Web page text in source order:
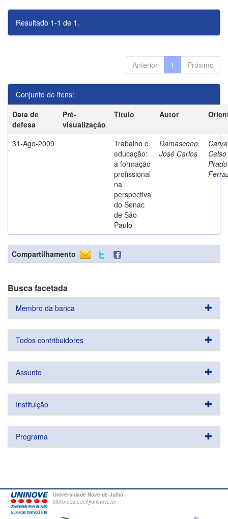
Resultado 1-1 de 1.
Anterior 1 Próximo
Conjunto de itens:
Data de
defesa
Pré-
visualização
Título Autor
31-Ago-2009
Trabalho e
educação:
a formação
profissional
na
perspectiva
do Senac
de São
Paulo
Damasceno,
José Carlos
Prado
Compartilhamento
Busca facetada
Membro da banca
Todos contribuidores
Assunto
Instituição
Programa
Universidade Nove de Julho
bibliotecatede@uninove.br